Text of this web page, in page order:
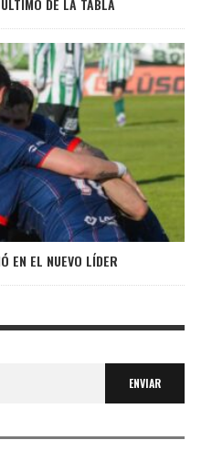
DE LA TABLA
EN EL NUEVO LÍDER